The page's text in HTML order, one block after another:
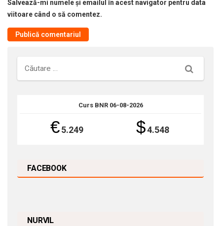
Salvează-mi numele și emailul în acest navigator pentru data
viitoare când o să comentez.
Căutare
Curs BNR 06-08-2026
€5.249 $4.548
FACEBOOK
NURVIL